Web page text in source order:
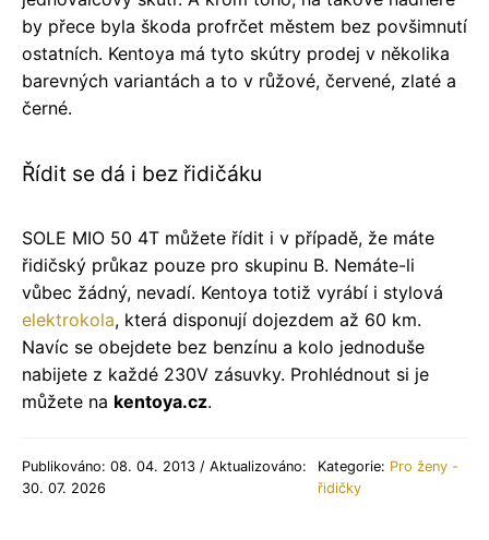
by přece byla škoda profrčet městem bez povšimnutí
ostatních. Kentoya má tyto skútry prodej v několika
barevných variantách a to v růžové, červené, zlaté a
černé.
Řídit se dá i bez řidičáku
SOLE MIO 50 4T můžete řídit i v případě, že máte
řidičský průkaz pouze pro skupinu B. Nemáte-li
vůbec žádný, nevadí. Kentoya totiž vyrábí i stylová
elektrokola, která disponují dojezdem až 60 km.
Navíc se obejdete bez benzínu a kolo jednoduše
nabijete z každé 230V zásuvky. Prohlédnout si je
můžete na kentoya.cz.
Publikováno: 08. 04. 2013 / Aktualizováno:
30. 07. 2026
Kategorie: Pro ženy -
řidičky